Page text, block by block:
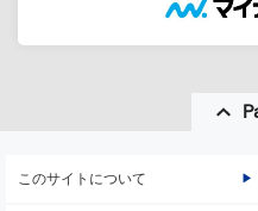
このサイトについて